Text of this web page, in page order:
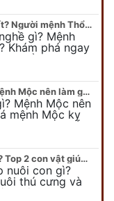
Mệnh Thổ hợp nghề gì nhất? Người mệnh Thổ kỵ nghề gì?
gì? Mệnh
Khám phá ngay
Thổ. Cũng như
Mệnh Mộc hợp nghề gì? Mệnh Mộc nên làm gì? Mệnh Mộc kỵ nghề nào?
Mệnh Mộc nên
mệnh Mộc kỵ
Xem ngay để
Mệnh Kim hợp nuôi con gì? Top 2 con vật giúp gia chủ Phát tài phát lộc
nuôi con gì?
thú cưng và
nuôi hợp